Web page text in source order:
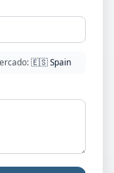
:🇪🇸 Spain